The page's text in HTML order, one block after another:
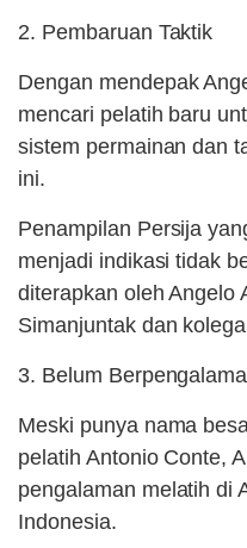
2. Pembaruan Taktik
Dengan mendepak
mencari pelatih baru
sistem permainan dan
ini.
Penampilan Persija
menjadi indikasi tidak
diterapkan oleh Angelo
Simanjuntak dan
3. Belum
Meski punya nama
pelatih Antonio Conte,
pengalaman melatih di
Indonesia.